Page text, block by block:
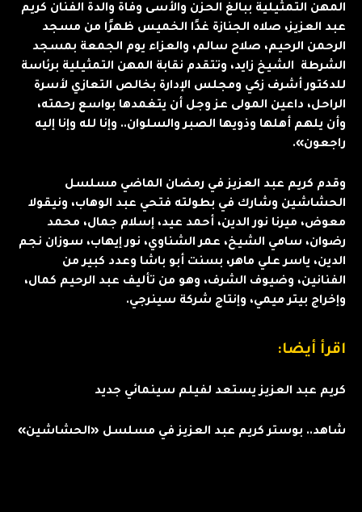
المهن التمثيلية ببالغ الحزن والأسى وفاة والدة الفنان كريم
عبد العزيز، صلاه الجنازة غدًا الخميس ظهرًا من مسجد
الرحمن الرحيم، صلاح سالم، والعزاء يوم الجمعة بمسجد
الشرطة الشيخ زايد، وتتقدم نقابة المهن التمثيلية برئاسة
للدكتور أشرف زكي ومجلس الإدارة بخالص التعازي لأسرة
الراحل، داعين المولى عز وجل أن يتغمدها بواسع رحمته،
وأن يلهم أهلها وذويها الصبر والسلوان.. وإنا لله وإنا إليه
راجعون».
وقدم كريم عبد العزيز في رمضان الماضي مسلسل
الحشاشين وشارك في بطولته فتحي عبد الوهاب، ونيقولا
معوض، ميرنا نور الدين، أحمد عيد، إسلام جمال، محمد
رضوان، سامي الشيخ، عمر الشناوي، نور إيهاب، سوزان نجم
الدين، ياسر علي ماهر، بسنت أبو باشا وعدد كبير من
الفنانين، وضيوف الشرف، وهو من تأليف عبد الرحيم كمال،
وإخراج بيتر ميمي، وإنتاج شركة سينرجي.
اقرأ أيضا:
كريم عبد العزيز يستعد لفيلم سينمائي جديد
شاهد.. بوستر كريم عبد العزيز في مسلسل «الحشاشين»